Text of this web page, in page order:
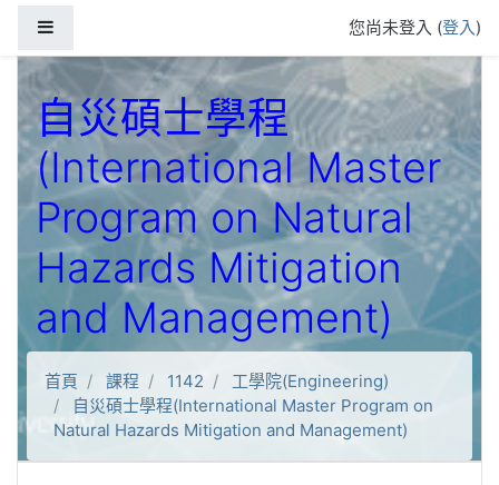
您尚未登入 (登入)
自災碩士學程
(International Master
Program on Natural
Hazards Mitigation
and Management)
首頁 課程 1142
工學院(Engineering)
自災碩士學程(International Master Program on
Natural Hazards Mitigation and Management)